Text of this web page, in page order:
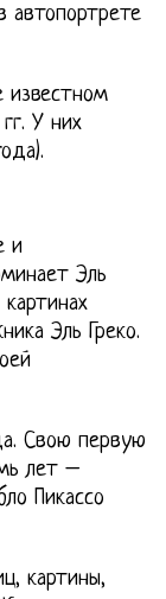
У них
и
Эль
Эль Греко.
Свою первую
лет –
Пикассо
картины,